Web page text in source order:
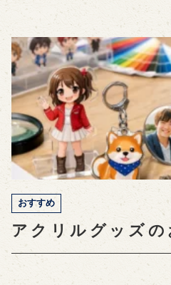
おすすめ
アクリルグッズの
較：品質・価格・